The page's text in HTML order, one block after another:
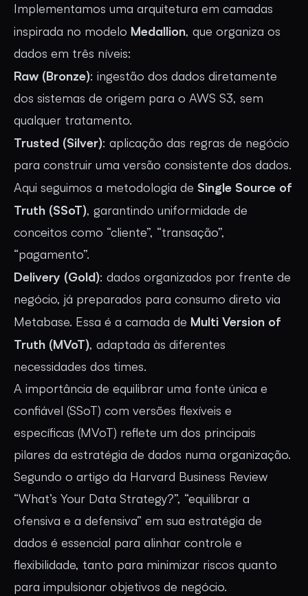
Implementamos uma arquitetura em camadas
inspirada no modelo Medallion, que organiza os
dados em três níveis:
Raw (Bronze): ingestão dos dados diretamente
dos sistemas de origem para o AWS S3, sem
qualquer tratamento.
Trusted (Silver): aplicação das regras de negócio
para construir uma versão consistente dos dados.
Aqui seguimos a metodologia de Single Source of
Truth (SSoT), garantindo uniformidade de
conceitos como “cliente”, “transação”,
“pagamento”.
Delivery (Gold): dados organizados por frente de
negócio, já preparados para consumo direto via
Metabase. Essa é a camada de Multi Version of
Truth (MVoT), adaptada às diferentes
necessidades dos times.
A importância de equilibrar uma fonte única e
confiável (SSoT) com versões flexíveis e
específicas (MVoT) reflete um dos principais
pilares da estratégia de dados numa organização.
Segundo o artigo da Harvard Business Review
“What’s Your Data Strategy?”, “equilibrar a
ofensiva e a defensiva” em sua estratégia de
dados é essencial para alinhar controle e
flexibilidade, tanto para minimizar riscos quanto
para impulsionar objetivos de negócio.